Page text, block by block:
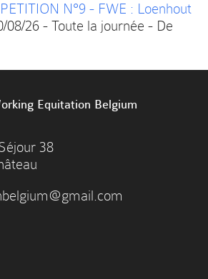
N°9 - FWE : Loenhout
08/26 - Toute la journée - De
Equitation Belgium
38